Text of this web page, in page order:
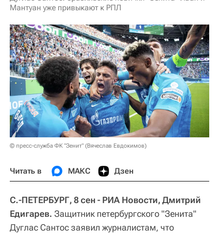
Мантуан уже привыкают к РПЛ
© пресс-служба ФК "Зенит" (Вячеслав Евдокимов)
Читать в МАКС Дзен
С.-ПЕТЕРБУРГ, 8 сен - РИА Новости, Дмитрий
Едигарев. Защитник петербургского "Зенита"
Дуглас Сантос заявил журналистам, что